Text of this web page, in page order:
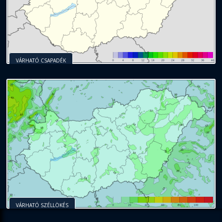
VÁRHATÓ CSAPADÉK
VÁRHATÓ SZÉLLÖKÉS